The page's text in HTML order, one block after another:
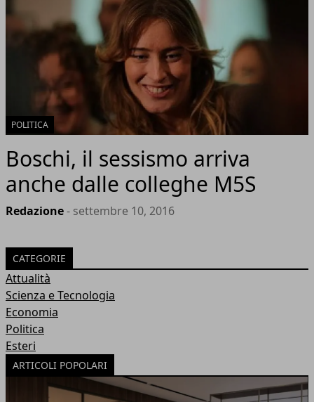
POLITICA
Boschi, il sessismo arriva
anche dalle colleghe M5S
Redazione- settembre 10, 2016
CATEGORIE
Attualità
Scienza e Tecnologia
Economia
Politica
Esteri
ARTICOLI POPOLARI